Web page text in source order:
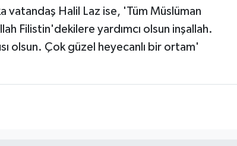
vatandaş Halil Laz ise, 'Tüm Müslüman
Filistin'dekilere yardımcı olsun inşallah.
olsun. Çok güzel heyecanlı bir ortam'